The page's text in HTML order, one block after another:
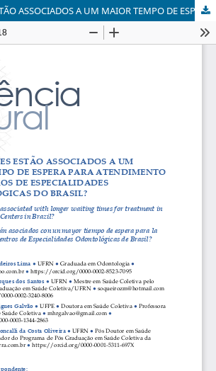
QUE FATORES ESTÃO ASSOCIADOS A UM MAIOR TEMPO DE ESPERA PARA ATENDIMENTO NOS CENTROS DE ESPECIALIDADES ODONTOLÓGICAS DO BRASIL?